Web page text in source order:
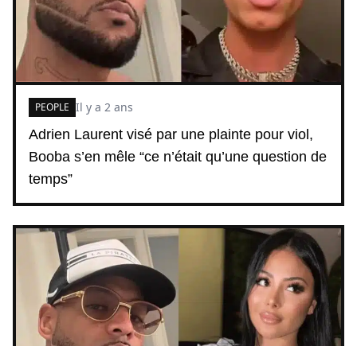
Adrien Laurent visé par une plainte pour viol,
Booba s’en mêle “ce n’était qu’une question de
temps”
PEOPLE Il y a 2 ans